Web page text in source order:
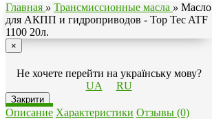
Главная » Трансмиссионные масла » Масло
для АКПП и гидроприводов - Top Tec ATF
1100 20л.
×
Не хочете перейти на українську мову?
UA
RU
Закрити
Описание Характеристики Отзывы (0)